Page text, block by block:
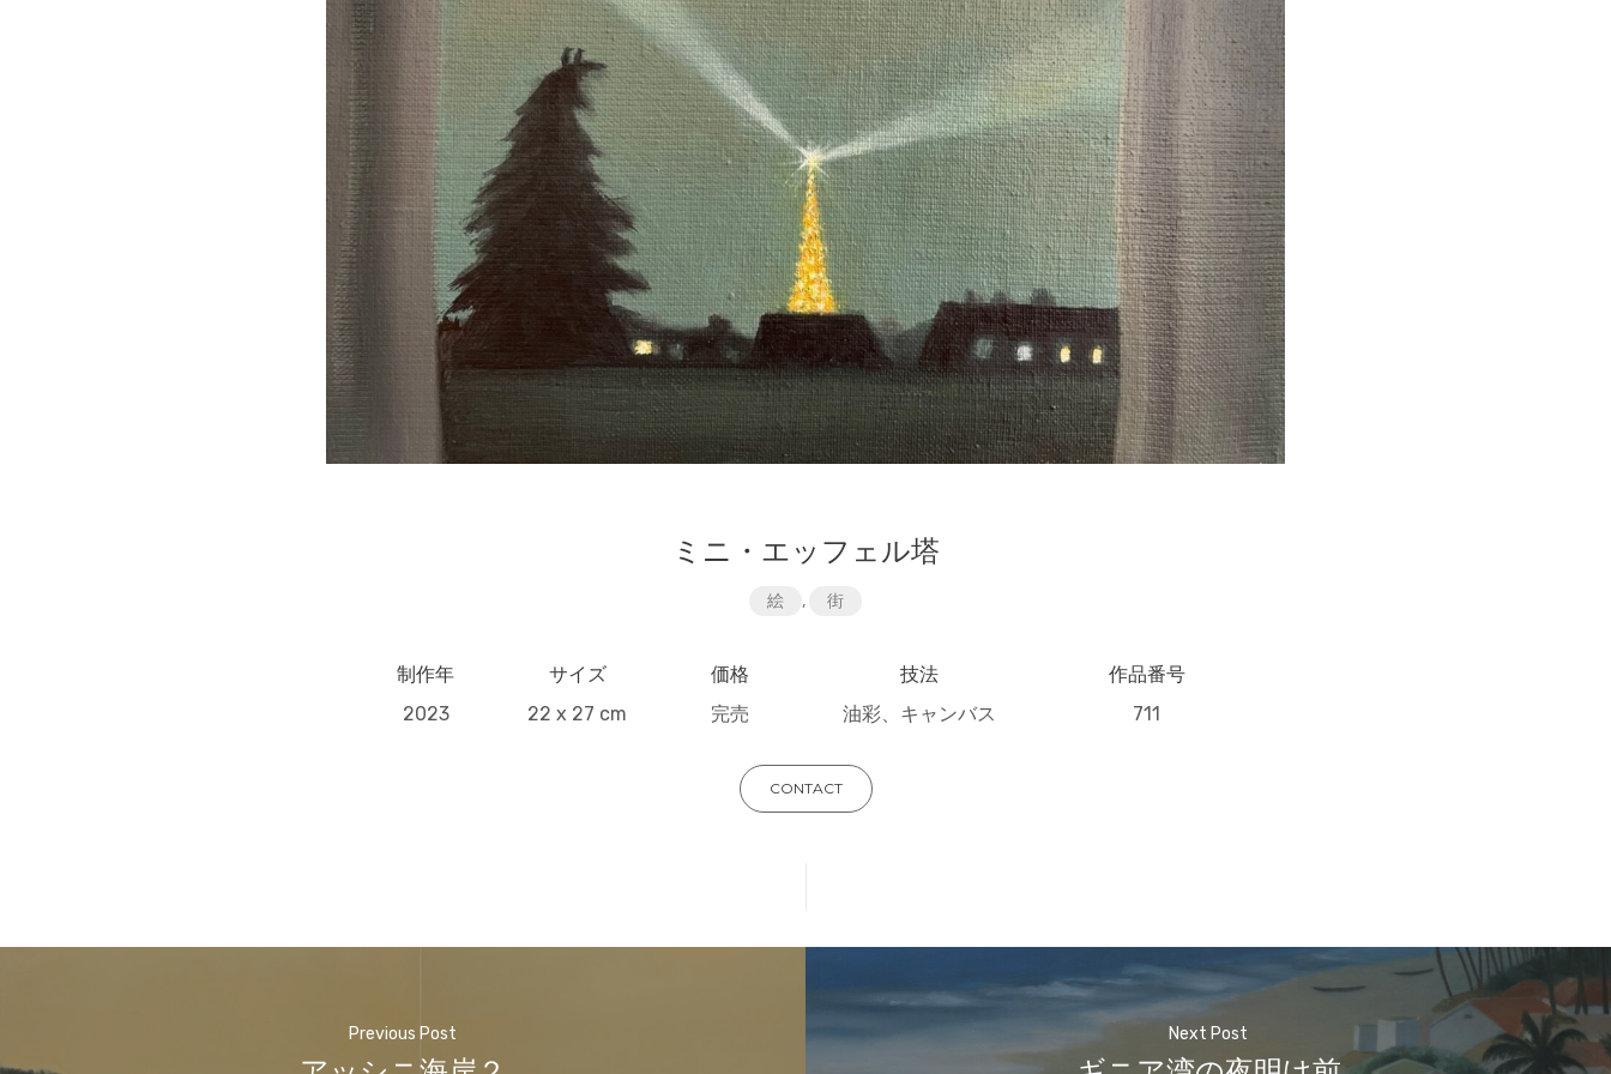
ミニ・エッフェル塔
絵 , 街
制作年
2023
サイズ
22 x 27 cm
価格
完売
技法
油彩、キャンバス
作品番号
711
CONTACT
Previous Post Next Post